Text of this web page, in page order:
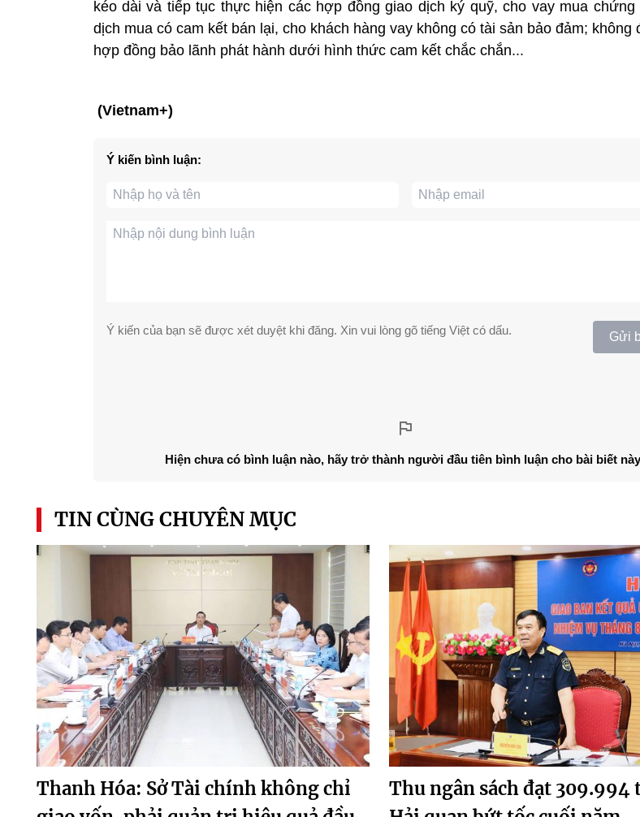
kéo dài và tiếp tục thực hiện các hợp đồng giao dịch ký quỹ, cho vay mua chứng
dịch mua có cam kết bán lại, cho khách hàng vay không có tài sản bảo đảm; không
hợp đồng bảo lãnh phát hành dưới hình thức cam kết chắc chắn...
(Vietnam+)
Ý kiến bình luận:
Ý kiến của bạn sẽ được xét duyệt khi đăng. Xin vui lòng gõ tiếng Việt có dấu. Gửi
Hiện chưa có bình luận nào, hãy trở thành người đầu tiên bình luận cho bài biết
TIN CÙNG CHUYÊN MỤC
Thanh Hóa: Sở Tài chính không chỉ
Thu ngân sách đạt 309.994